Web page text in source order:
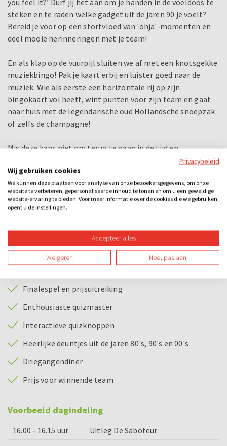
you feel it?’ Durf jij het aan om je handen in de voeldoos te
steken en te raden welke gadget uit de jaren 90 je voelt?
Bereid je voor op een stortvloed van 'ohja'-momenten en
deel mooie herinneringen met je team!
En als klap op de vuurpijl sluiten we af met een knotsgekke
muziekbingo! Pak je kaart erbij en luister goed naar de
muziek. Wie als eerste een horizontale rij op zijn
bingokaart vol heeft, wint punten voor zijn team en gaat
naar huis met de legendarische oud Hollandsche snoepzak
of zelfs de champagne!
Mis deze kans niet om terug te gaan in de tijd en
herinneringen op te halen aan de geweldige 80's, 90's
en 00's! Onze enthousiaste quizmaster zorgt voor een
avond vol plezier, lachen en herinneringen die je nooit zult
vergeten!
Bij dit uitje inbegrepen
Begeleiding tijdens De Saboteur
Spelmateriaal
Finalespel en prijsuitreiking
Enthousiaste quizmaster
Interactieve quizknoppen
Heerlijke deuntjes uit de jaren 80's, 90's en 00's
Driegangendiner
Prijs voor winnende team
Voorbeeld dagindeling
16.00 - 16.15 uur
Uitleg De Saboteur
Privacybeleid
Wij gebruiken cookies
We kunnen deze plaatsen voor analyse van onze bezoekersgegevens, om onze
website te verbeteren, gepersonaliseerde inhoud te tonen en om u een geweldige
website-ervaring te bieden. Voor meer informatie over de cookies die we gebruiken
opent u de instellingen.
Accepteer alles
Weigeren Nee, pas aan